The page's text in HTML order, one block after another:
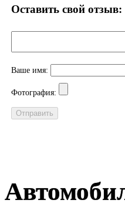
Оставить свой отзыв:
Ваше имя:
Фотография: